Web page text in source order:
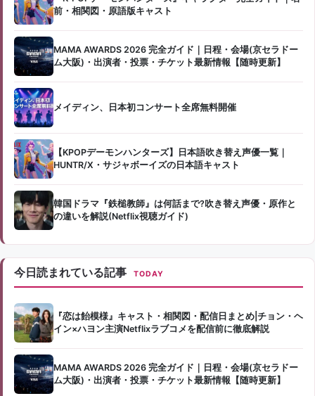
前・相関図・原語版キャスト
MAMA AWARDS 2026 完全ガイド｜日程・会場(京セラドー
ム大阪)・出演者・投票・チケット最新情報【随時更新】
メイディン、日本初コンサート全席無料開催
【KPOPデーモンハンターズ】日本語吹き替え声優一覧｜
HUNTR/X・サジャボーイズの日本語キャスト
韓国ドラマ『鉄槌教師』は何話まで?吹き替え声優・原作と
の違いを解説(Netflix視聴ガイド)
今日読まれている記事 TODAY
『恋は飴模様』キャスト・相関図・配信日まとめ|チョン・ヘ
イン×ハヨン主演Netflixラブコメを配信前に徹底解説
MAMA AWARDS 2026 完全ガイド｜日程・会場(京セラドー
ム大阪)・出演者・投票・チケット最新情報【随時更新】